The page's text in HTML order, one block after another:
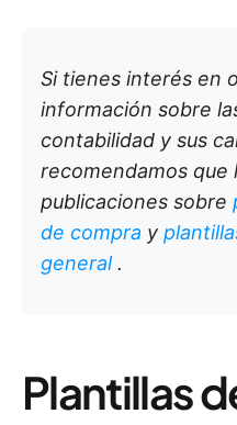
Si tienes interés en
información sobre
contabilidad y sus
recomendamos que
publicaciones sobre
de compra y
general .
Plantillas